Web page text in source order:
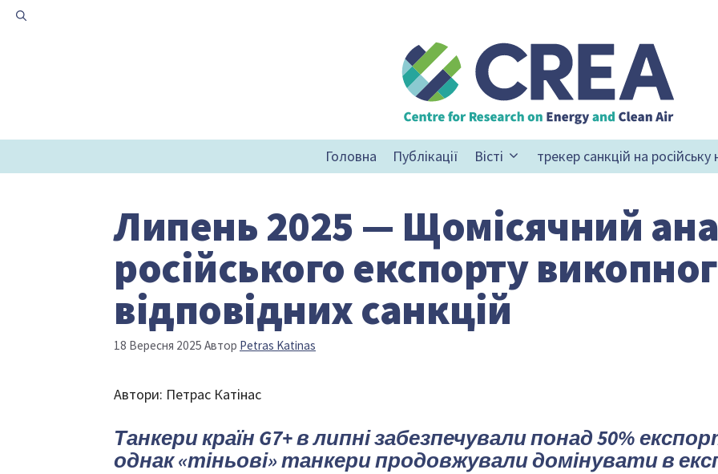
Перейти
Головна Публікації Вісті трекер санкцій на російську
Липень 2025 — Щомісячний
російського експорту
відповідних санкцій
18 Вересня 2025 Автор Petras Katinas
Автори: Петрас Катінас
Танкери країн G7+ в липні забезпечували понад 50%
однак «тіньові» танкери продовжували домінувати в